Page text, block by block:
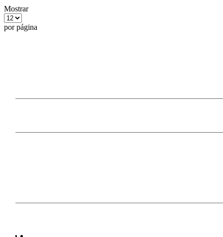
Mostrar
por página